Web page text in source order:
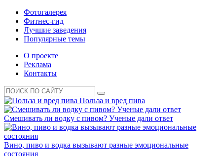
Фотогалерея
Фитнес-гид
Лучшие заведения
Популярные темы
О проекте
Реклама
Контакты
Польза и вред пива
Смешивать ли водку с пивом? Ученые дали ответ
Вино, пиво и водка вызывают разные эмоциональные
состояния